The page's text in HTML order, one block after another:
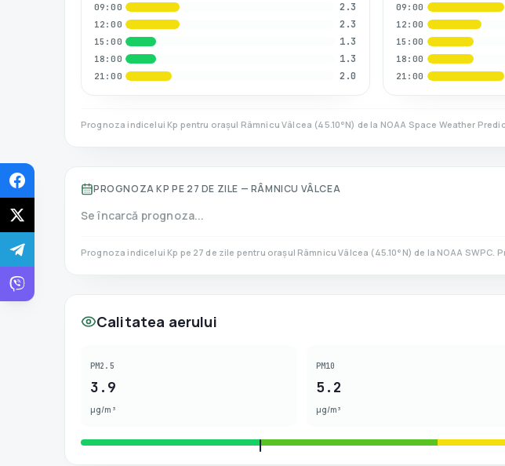
09:00 2.3
12:00 2.3
15:00 1.3
18:00 1.3
21:00 2.0
09:00
12:00
15:00
18:00
21:00
Prognoza indicelui Kp pentru orașul Râmnicu Vâlcea (45.10°N) de la NOAA Space Weather
PROGNOZA KP PE 27 DE ZILE — RÂMNICU VÂLCEA
Se încarcă prognoza...
Prognoza indicelui Kp pe 27 de zile pentru orașul Râmnicu Vâlcea (45.10°N) de la NOAA
Calitatea aerului
PM2.5
3.9
µg/m³
PM10
5.2
µg/m³